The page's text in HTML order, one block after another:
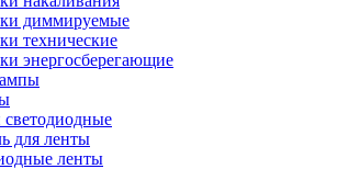
диммируемые
технические
энергосберегающие
для ленты
ленты